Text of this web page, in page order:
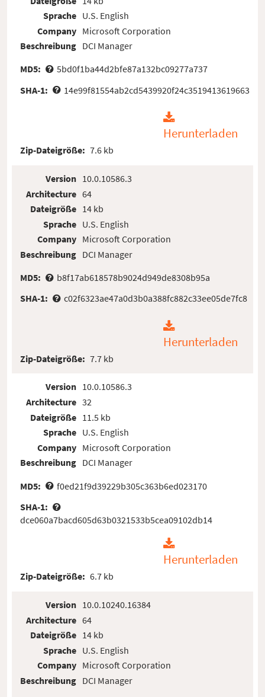
Sprache
Company
Beschreibung
U.S. English
Microsoft Corporation
DCI Manager
MD5:
5bd0f1ba44d2bfe87a132bc09277a737
SHA-1:
14e99f81554ab2cd5439920f24c3519413619663
Herunterladen
Zip-Dateigröße: 7.6 kb
Version
Architecture
Dateigröße
Sprache
Company
Beschreibung
10.0.10586.3
64
14 kb
U.S. English
Microsoft Corporation
DCI Manager
MD5:
b8f17ab618578b9024d949de8308b95a
SHA-1:
c02f6323ae47a0d3b0a388fc882c33ee05de7fc8
Herunterladen
Zip-Dateigröße: 7.7 kb
Version
Architecture
Dateigröße
Sprache
Company
Beschreibung
10.0.10586.3
32
11.5 kb
U.S. English
Microsoft Corporation
DCI Manager
MD5:
f0ed21f9d39229b305c363b6ed023170
SHA-1:
dce060a7bacd605d63b0321533b5cea09102db14
Herunterladen
Zip-Dateigröße: 6.7 kb
Version
Architecture
Dateigröße
Sprache
Company
Beschreibung
10.0.10240.16384
64
14 kb
U.S. English
Microsoft Corporation
DCI Manager